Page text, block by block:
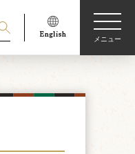
メニュー